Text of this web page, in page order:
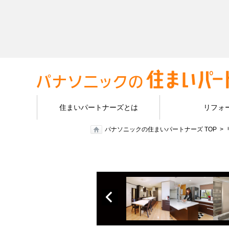
住まいパートナーズとは リフォ
パナソニックの住まいパートナーズ TOP